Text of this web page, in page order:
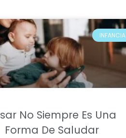
INFANCIA
No Siempre Es Una
Forma De Saludar